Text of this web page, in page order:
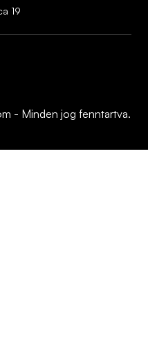
19
- Minden jog fenntartva.